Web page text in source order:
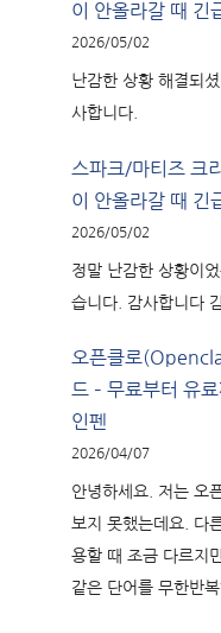
이 안올라갈 때 긴
2026/05/02
난감한 상황 해결되
사합니다.
스파크/마티즈 크
이 안올라갈 때 긴
2026/05/02
정말 난감한 상황이
습니다. 감사합니다
오픈클로
드 – 무료부터 유
인펜
2026/04/07
안녕하세요. 저는 오
보지 못했는데요. 다
용할 때 조금 다르지
같은 단어를 무한반